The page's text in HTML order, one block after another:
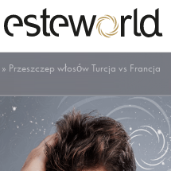
» Przeszczep włosów Turcja vs Francja